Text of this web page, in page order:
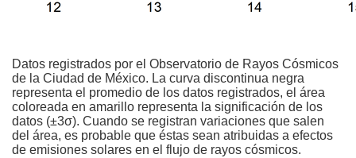
Datos registrados por el Observatorio de Rayos Cósmicos
de la Ciudad de México. La curva discontinua negra
representa el promedio de los datos registrados, el área
coloreada en amarillo representa la significación de los
datos (±3σ). Cuando se registran variaciones que salen
del área, es probable que éstas sean atribuidas a efectos
de emisiones solares en el flujo de rayos cósmicos.